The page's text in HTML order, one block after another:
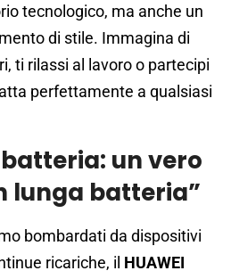
tecnologico, ma anche un
di stile. Immagina di
ti rilassi al lavoro o partecipi
perfettamente a qualsiasi
un vero
lunga batteria”
bombardati da dispositivi
ricariche, il HUAWEI